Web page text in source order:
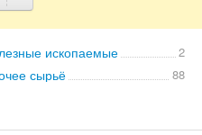
ископаемые 2
сырьё 88